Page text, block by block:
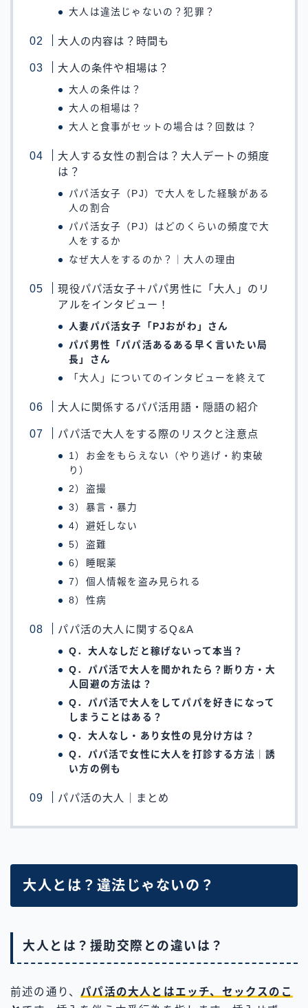
大人は違法じゃないの？犯罪？
大人の内容は？時間も
大人の条件や相場は？
大人の条件は？
大人の相場は？
大人と食事がセットの場合は？回数は？
大人する女性の割合は？大人デートの頻度
は？
パパ活女子（PJ）で大人をした経験がある
人の割合
パパ活女子（PJ）はどのくらいの頻度で大
人をするか
なぜ大人をするのか？｜大人の理由
現役パパ活女子＋パパ男性に「大人」のリ
アルをインタビュー！
人妻パパ活女子「PJおがわ」さん
パパ男性「パパ活あるある早く言いたい局
長」さん
「大人」についてのインタビューを終えて
大人に関係するパパ活用語・隠語の紹介
パパ活で大人をする際のリスクと注意点
1）お金をもらえない（やり逃げ・約束破
り）
2）盗撮
3）暴言・暴力
4）避妊しない
5）盗難
6）睡眠薬
7）個人情報を盗み見られる
8）性病
パパ活の大人に関するQ&A
Q．大人なしだと稼げないって本当？
Q．パパ活で大人を聞かれたら？断り方・大
人回避の方法は？
Q．パパ活で大人をしてパパを好きになって
しまうことはある？
Q．大人なし・あり女性の見分け方は？
Q．パパ活で女性に大人を打診する方法｜誘
い方の例も
パパ活の大人｜まとめ
大人とは？違法じゃないの？
大人とは？援助交際との違いは？
前述の通り、 パパ活の大人とはエッチ、セックスのこ